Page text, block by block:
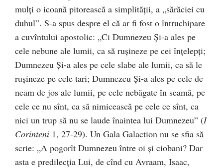
mulţi o icoană pitorească a simplităţii, a „sărăciei cu
duhul”. S-a spus despre el că ar fi fost o întruchipare
a cuvîntului apostolic: „Ci Dumnezeu Şi-a ales pe
cele nebune ale lumii, ca să ruşineze pe cei înţelepţi;
Dumnezeu Şi-a ales pe cele slabe ale lumii, ca să le
ruşineze pe cele tari; Dumnezeu Şi-a ales pe cele de
neam de jos ale lumii, pe cele nebăgate în seamă, pe
cele ce nu sînt, ca să nimicească pe cele ce sînt, ca
nici un trup să nu se laude înaintea lui Dumnezeu” (I
Corinteni 1, 27-29). Un Gala Galaction nu se sfia să
scrie: „A pogorît Dumnezeu între oi şi ciobani? Dar
asta e predilecţia Lui, de cînd cu Avraam, Isaac,